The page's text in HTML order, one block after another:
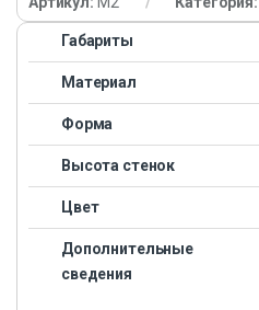
Габариты
Материал
Форма
Высота стенок
Цвет
Дополнительные
сведения